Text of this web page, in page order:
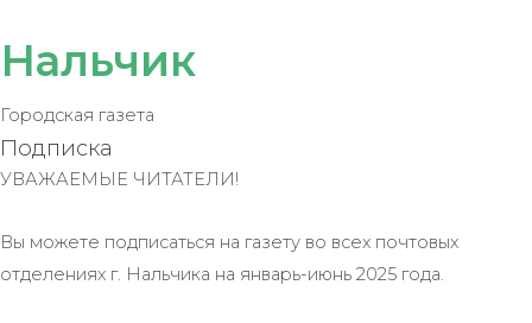
Нальчик
Городская газета
Подписка
УВАЖАЕМЫЕ ЧИТАТЕЛИ!
Вы можете подписаться на газету во всех почтовых
отделениях г. Нальчика на январь-июнь 2025 года.